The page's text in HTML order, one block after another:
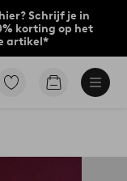
Schrijf je in
korting op het
artikel*
Ga
Go